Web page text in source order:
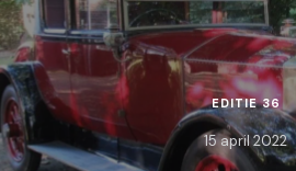
EDITIE 36
15 april 2022